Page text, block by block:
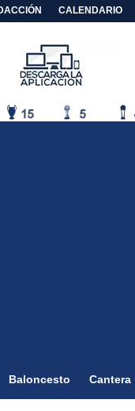
CALENDARIO
Baloncesto Cantera